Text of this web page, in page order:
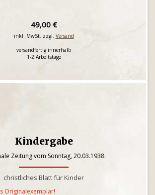
49,00 €
inkl. MwSt. zzgl. Versand
versandfertig innerhalb
1-2 Arbeitstage
Kindergabe
Zeitung vom Sonntag, 20.03.1938
christliches Blatt für Kinder
Originalexemplar!